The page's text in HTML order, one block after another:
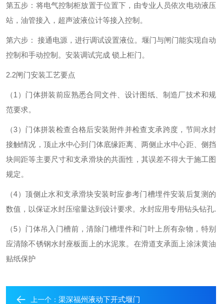
第五步：将电气控制柜放置于位置下，由专业人员依次电动液压
站，油管接入，超声波液位计等接入控制。
第六步： 接通电源，进行调试设置液位。堰门与闸门能实现自动
控制和手动控制。安装调试完成 锁上柜门。
2.2闸门安装工艺要点
（1）门体拼装前应熟悉合同文件、设计图纸、制造厂技术和规
范要求。
（3）门体拼装检查合格后安装附件并检查支承跨度，节间水封
接触情况，顶止水中心到门体底缘距离、两侧止水中心距、侧挡
块间距等主要尺寸和支承滑块的共面性，其误差不得大于施工图
规定。
（4）顶侧止水和支承滑块安装时应参考门槽埋件安装后复测的
数值，以保证水封压缩量达到设计要求。水封应用专用钻头钻孔.
（5）门体吊入门槽前，清除门槽埋件和门叶上所有杂物，特别
应清除不锈钢水封座板面上的水泥浆。在滑道支承面上涂沫黄油
贴纸保护
上一个： 渠深福州液动下开式堰门